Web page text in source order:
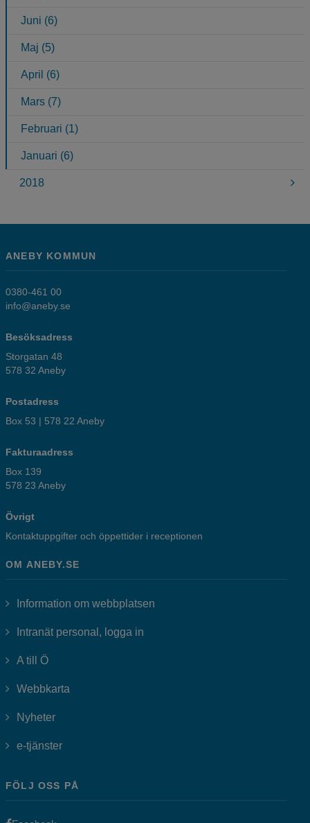
Juni (6)
Maj (5)
April (6)
Mars (7)
Februari (1)
Januari (6)
2018
ANEBY KOMMUN
0380-461 00
info@aneby.se
Besöksadress
Storgatan 48
578 32 Aneby
Postadress
Box 53 | 578 22 Aneby
Fakturaadress
Box 139
578 23 Aneby
Övrigt
Kontaktuppgifter och öppettider i receptionen
OM ANEBY.SE
Information om webbplatsen
Intranät personal, logga in
A till Ö
Webbkarta
Nyheter
e-tjänsterLänk till annan webbplats, öppnas i nytt fönster.
FÖLJ OSS PÅ